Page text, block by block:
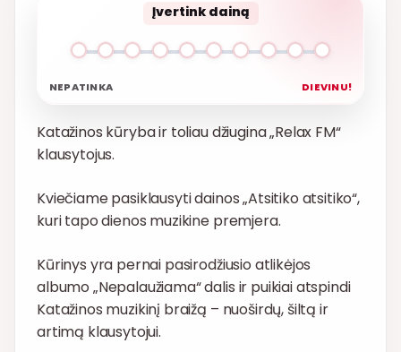
Įvertink dainą
NEPATINKA DIEVINU!
Katažinos kūryba ir toliau džiugina „Relax FM“
klausytojus.
Kviečiame pasiklausyti dainos „Atsitiko atsitiko“,
kuri tapo dienos muzikine premjera.
Kūrinys yra pernai pasirodžiusio atlikėjos
albumo „Nepalaužiama“ dalis ir puikiai atspindi
Katažinos muzikinį braižą – nuoširdų, šiltą ir
artimą klausytojui.